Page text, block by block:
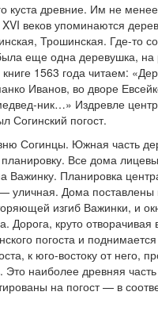
куста древние. Им не
веков упоминаются
Трошинская. Где-то
еще одна деревушка, на
1563 года читаем:
Иванов, во дворе
ник…» Издревле
Согинский погост.
Согинцы. Южная часть
Все дома
Важинку. Планировка
уличная. Дома поставлены
изгиб Важинки, и
Дорога, круто отворачивая
погоста и
к юго-востоку от него,
наиболее древняя
на погост — в